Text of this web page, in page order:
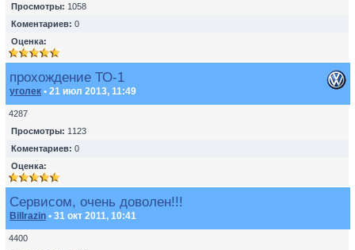
Просмотры: 1058
Коментариев: 0
Оценка:
прохождение ТО-1
уголек • 21 июл 2013, 11:49
4287
Просмотры: 1123
Коментариев: 0
Оценка:
Сервисом, очень доволен!!!
Billrazin • 31 окт 2011, 10:41
4400